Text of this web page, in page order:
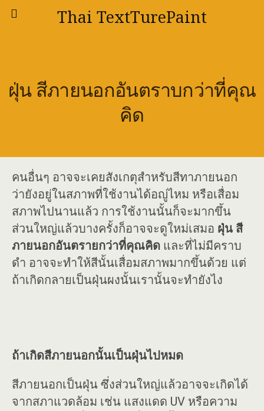
Thai TextTurePaint
ฝุ่น สีภายนอกอันตราบกว่าที่คุณ
คิด
คนอื่นๆ อาจจะเคยสังเกตุสำหรับสีทาภายนอก
ว่ายังอยู่ในสภาพที่ใช้งานได้อญู่ไหม หรือเสื่อม
สภาพไปนานแล้ว การใช้งานนั้นก็จะมากขึ้น
ส่วนใหญ่แล้วบางครั้งก็อาจจะดูใหม่เสมอ ฝุ่น สี
ภายนอกอันตรายกว่าที่คุณคิด และที่ไม่มีคราบ
ดำ อาจจะทำให้สีนั้นเสื่อมสภาพมากขึ้นด้วย แต่
ถ้าเกิดกลายเป็นฝุ่นผงนั้นเรานั้นจะทำยังไง
ถ้าเกิดสีภายนอกนั้นเป็นฝุ่นไปหมด
สีภายนอกเป็นฝุ่น ซึ่งส่วนใหญ่แล้วอาจจะเกิดได้
จากสภาแวดล้อม เช่น แสงแดด UV หรือความ